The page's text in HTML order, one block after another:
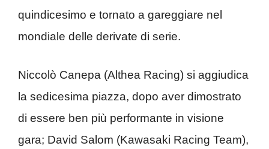
quindicesimo e tornato a gareggiare nel
mondiale delle derivate di serie.
Niccolò Canepa (Althea Racing) si aggiudica
la sedicesima piazza, dopo aver dimostrato
di essere ben più performante in visione
gara; David Salom (Kawasaki Racing Team),